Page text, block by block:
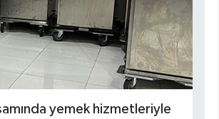
yemek hizmetleriyle